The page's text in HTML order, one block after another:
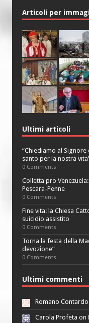
Articoli per
Ultimi articoli
“Chiediamo al
santo per la nostra
0 Comments
Colletta pro
Pescara-Penne
0 Comments
Fine vita: la Chiesa
suicidio assistito
0 Comments
Torna la festa della
devozione”
0 Comments
Ultimi commenti
Romano
Carola Profeta on